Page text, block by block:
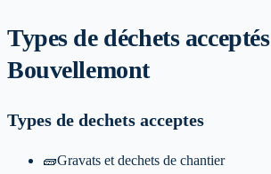
Types de déchets acceptés
Bouvellemont
Types de dechets acceptes
🧱Gravats et dechets de chantier